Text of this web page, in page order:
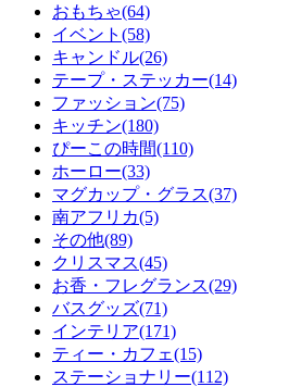
おもちゃ(64)
イベント(58)
キャンドル(26)
テープ・ステッカー(14)
ファッション(75)
キッチン(180)
ぴーこの時間(110)
ホーロー(33)
マグカップ・グラス(37)
南アフリカ(5)
その他(89)
クリスマス(45)
お香・フレグランス(29)
バスグッズ(71)
インテリア(171)
ティー・カフェ(15)
ステーショナリー(112)